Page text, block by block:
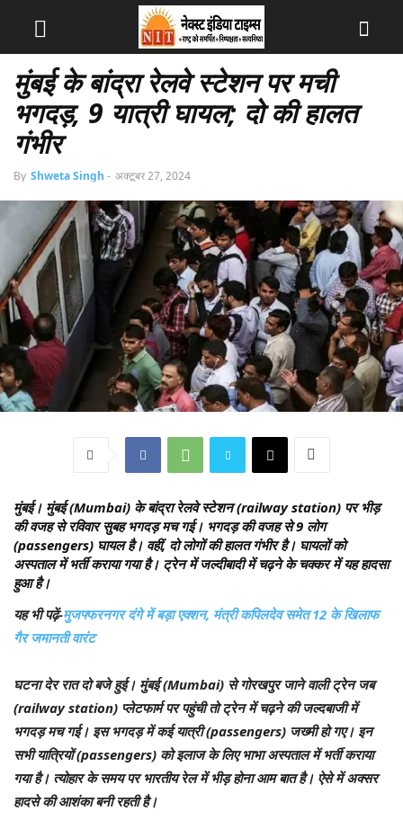
मुंबई के बांद्रा रेलवे स्टेशन पर मची
भगदड़, 9 यात्री घायल; दो की हालत
गंभीर
By Shweta Singh - अक्टूबर 27, 2024
मुंबई। मुंबई (Mumbai) के बांद्रा रेलवे स्टेशन (railway station) पर भीड़
की वजह से रविवार सुबह भगदड़ मच गई। भगदड़ की वजह से 9 लोग
(passengers) घायल है। वहीं, दो लोगों की हालत गंभीर है। घायलों को
अस्पताल में भर्ती कराया गया है। ट्रेन में जल्दीबादी में चढ़ने के चक्कर में यह हादसा
हुआ है।
यह भी पढ़ें-मुजफ्फरनगर दंगे में बड़ा एक्शन, मंत्री कपिलदेव समेत 12 के खिलाफ
गैर जमानती वारंट
घटना देर रात दो बजे हुई। मुंबई (Mumbai) से गोरखपुर जाने वाली ट्रेन जब
(railway station) प्लेटफार्म पर पहुंची तो ट्रेन में चढ़ने की जल्दबाजी में
भगदड़ मच गई। इस भगदड़ में कई यात्री (passengers) जख्मी हो गए। इन
सभी यात्रियों (passengers) को इलाज के लिए भाभा अस्पताल में भर्ती कराया
गया है। त्योहार के समय पर भारतीय रेल में भीड़ होना आम बात है। ऐसे में अक्सर
हादसे की आशंका बनी रहती है।